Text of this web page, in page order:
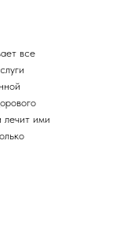
все
лечит ими